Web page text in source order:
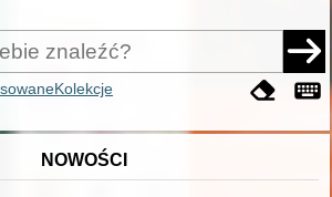
Kolekcje
NOWOŚCI